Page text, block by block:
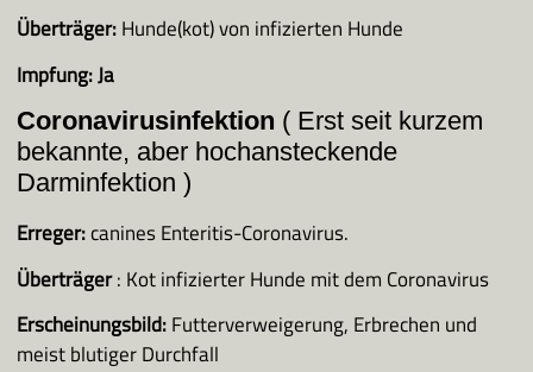
Überträger:Hunde(kot) von infizierten Hunde
Impfung:Ja
Coronavirusinfektion ( Erst seit kurzem
bekannte, aber hochansteckende
Darminfektion )
Erreger:canines Enteritis-Coronavirus.
Überträger: Kot infizierter Hunde mit dem Coronavirus
Erscheinungsbild:Futterverweigerung, Erbrechen und
meist blutiger Durchfall